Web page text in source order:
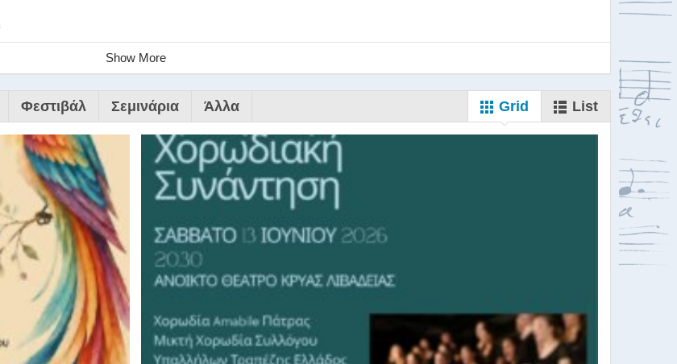
Show More
Φεστιβάλ Σεμινάρια Άλλα Grid List